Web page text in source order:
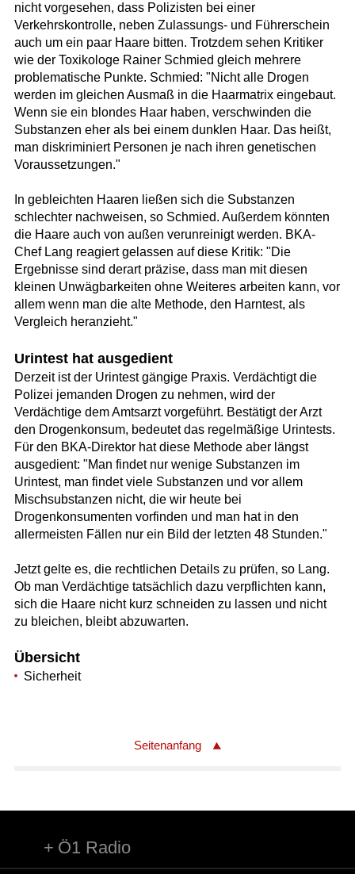
nicht vorgesehen, dass Polizisten bei einer
Verkehrskontrolle, neben Zulassungs- und Führerschein
auch um ein paar Haare bitten. Trotzdem sehen Kritiker
wie der Toxikologe Rainer Schmied gleich mehrere
problematische Punkte. Schmied: "Nicht alle Drogen
werden im gleichen Ausmaß in die Haarmatrix eingebaut.
Wenn sie ein blondes Haar haben, verschwinden die
Substanzen eher als bei einem dunklen Haar. Das heißt,
man diskriminiert Personen je nach ihren genetischen
Voraussetzungen."
In gebleichten Haaren ließen sich die Substanzen
schlechter nachweisen, so Schmied. Außerdem könnten
die Haare auch von außen verunreinigt werden. BKA-
Chef Lang reagiert gelassen auf diese Kritik: "Die
Ergebnisse sind derart präzise, dass man mit diesen
kleinen Unwägbarkeiten ohne Weiteres arbeiten kann, vor
allem wenn man die alte Methode, den Harntest, als
Vergleich heranzieht."
Urintest hat ausgedient
Derzeit ist der Urintest gängige Praxis. Verdächtigt die
Polizei jemanden Drogen zu nehmen, wird der
Verdächtige dem Amtsarzt vorgeführt. Bestätigt der Arzt
den Drogenkonsum, bedeutet das regelmäßige Urintests.
Für den BKA-Direktor hat diese Methode aber längst
ausgedient: "Man findet nur wenige Substanzen im
Urintest, man findet viele Substanzen und vor allem
Mischsubstanzen nicht, die wir heute bei
Drogenkonsumenten vorfinden und man hat in den
allermeisten Fällen nur ein Bild der letzten 48 Stunden."
Jetzt gelte es, die rechtlichen Details zu prüfen, so Lang.
Ob man Verdächtige tatsächlich dazu verpflichten kann,
sich die Haare nicht kurz schneiden zu lassen und nicht
zu bleichen, bleibt abzuwarten.
Übersicht
Sicherheit
Seitenanfang
Ö1 Radio